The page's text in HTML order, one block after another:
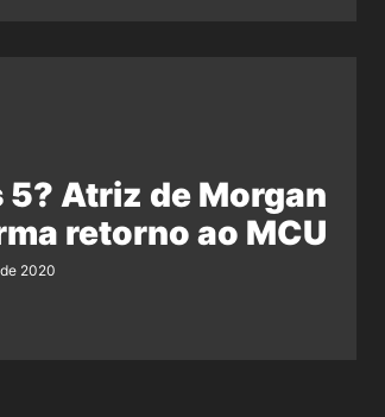
Atriz de Morgan
retorno ao MCU
2020